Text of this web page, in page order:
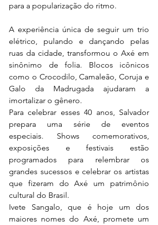
para a popularização do ritmo.
A experiência única de seguir um trio
elétrico, pulando e dançando pelas
ruas da cidade, transformou o Axé em
sinônimo de folia. Blocos icônicos
como o Crocodilo, Camaleão, Coruja e
Galo da Madrugada ajudaram a
imortalizar o gênero.
Para celebrar esses 40 anos, Salvador
prepara uma série de eventos
especiais. Shows comemorativos,
exposições e festivais estão
programados para relembrar os
grandes sucessos e celebrar os artistas
que fizeram do Axé um patrimônio
cultural do Brasil.
Ivete Sangalo, que é hoje um dos
maiores nomes do Axé, promete um